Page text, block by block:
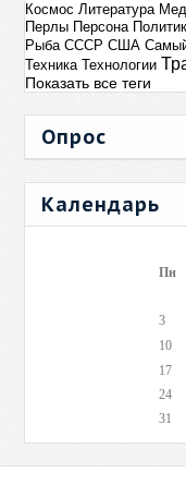
Космос Литература
Перлы Персона
Рыба СССР США
Техника Технологии
Показать все теги
Опрос
Календарь
Пн
3
10
17
24
31